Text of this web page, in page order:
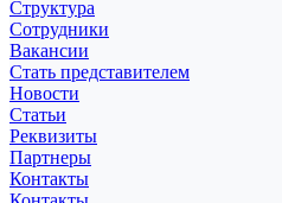
Структура
Сотрудники
Вакансии
Стать представителем
Новости
Статьи
Реквизиты
Партнеры
Контакты